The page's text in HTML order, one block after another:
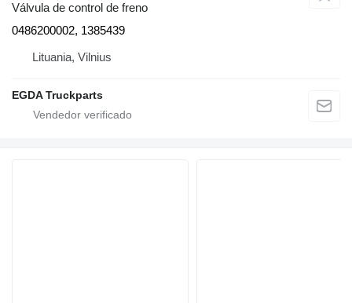
Válvula de control de freno
0486200002, 1385439
Lituania, Vilnius
EGDA Truckparts